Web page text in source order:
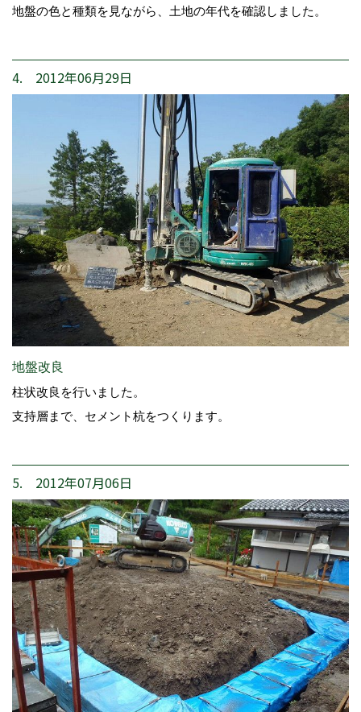
地盤の色と種類を見ながら、土地の年代を確認しました。
4. 2012年06月29日
地盤改良
柱状改良を行いました。
支持層まで、セメント杭をつくります。
5. 2012年07月06日